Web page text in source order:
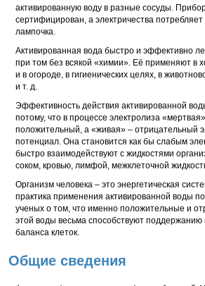
активированную воду в разные сосуды.
сертифицирован, а электричества потребляет
лампочка.
Активированная вода быстро и эффективно
при том без всякой «химии». Её применяют в
и в огороде, в гигиенических целях, в
и т. д.
Эффективность действия активированной
потому, что в процессе электролиза
положительный, а «живая» – отрицательный
потенциал. Она становится как бы слабым
быстро взаимодействуют с жидкостями
соком, кровью, лимфой, межклеточной
Организм человека – это энергетическая
практика применения активированной воды
ученых о том, что именно положительные и
этой воды весьма способствуют поддержанию
баланса клеток.
Общие сведения